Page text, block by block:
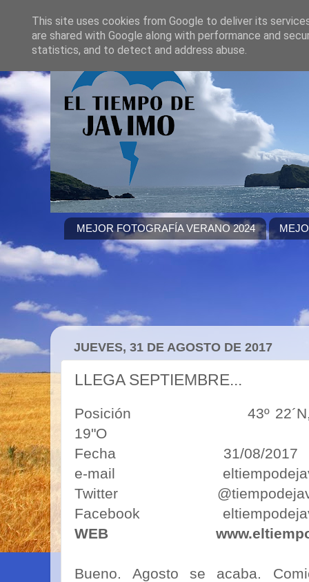
MEJOR FOTOGRAFÍA VERANO 2024
JUEVES, 31 DE AGOSTO DE 2017
LLEGA SEPTIEMBRE...
Posición 43º 22´N,
19"O
Fecha 31/08/2017
e-mail
Twitter
Facebook
WEB
Bueno. Agosto se acaba.
This site uses cookies from Google to deliver its
are shared with Google along with performance and
statistics, and to detect and address abuse.